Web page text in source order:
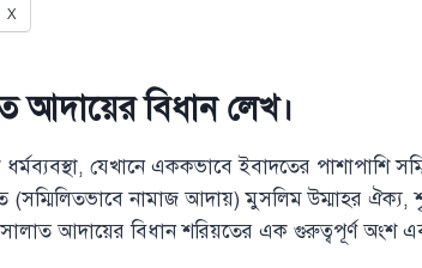
X
আদায়ের বিধান লেখ।
যেখানে এককভাবে ইবাদতের পাশাপাশি
(সম্মিলিতভাবে নামাজ আদায়) মুসলিম উম্মাহর
আদায়ের বিধান শরিয়তের এক গুরুত্বপূর্ণ অংশ